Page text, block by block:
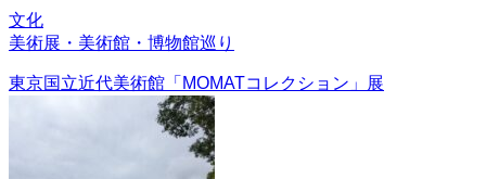
文化
美術展・美術館・博物館巡り
東京国立近代美術館「MOMATコレクション」展